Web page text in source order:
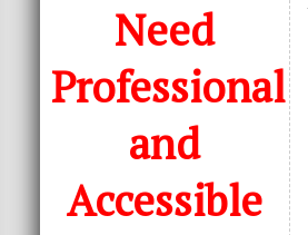
Need
Professional
and
Accessible